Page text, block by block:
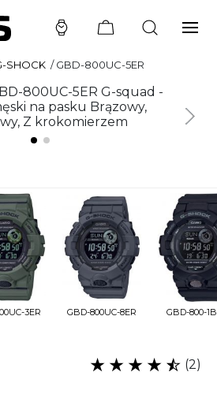
SHOCK /GBD-800UC-5ER
3ER GBD-800UC-8ER GBD-800-
(2)